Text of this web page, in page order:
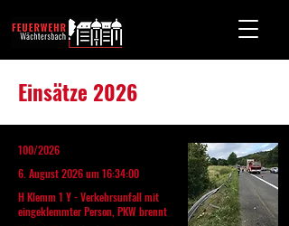
Einsätze 2026
100/2026
6. August 2026 um 16:34:00
H Klemm 1 Y - Verkehrsunfall mit
eingeklemmter Person, PKW brennt